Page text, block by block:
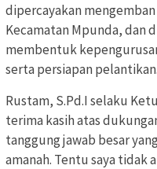
dipercayakan mengemban
Kecamatan Mpunda, dan
membentuk
serta persiapan pelantikan.
Rustam, S.Pd.I selaku
terima kasih atas
tanggung jawab besar
amanah. Tentu saya tidak